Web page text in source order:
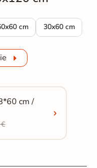
gris R10 100*100 cm
cm sol extérieur effet
30x60 cm
Carrelage sol
cm /